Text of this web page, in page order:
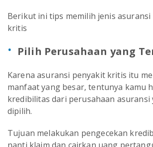
Berikut ini tips memilih jenis
kritis
Pilih Perusahaan yang
Karena asuransi penyakit kritis itu
manfaat yang besar, tentunya kamu
kredibilitas dari perusahaan asuransi
dipilih.
Tujuan melakukan pengecekan